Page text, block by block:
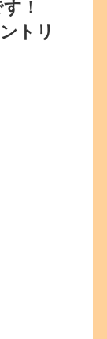
す！
トリ